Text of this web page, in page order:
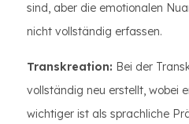
sind, aber die emotionalen
nicht vollständig erfassen.
Transkreation: Bei der
vollständig neu erstellt, wobei
wichtiger ist als sprachliche